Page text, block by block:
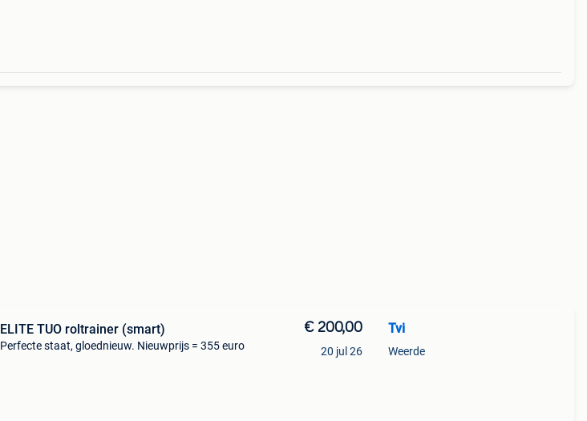
ELITE TUO roltrainer (smart)
Perfecte staat, gloednieuw. Nieuwprijs = 355 euro
€ 200,00
20 jul 26
Tvi
Weerde